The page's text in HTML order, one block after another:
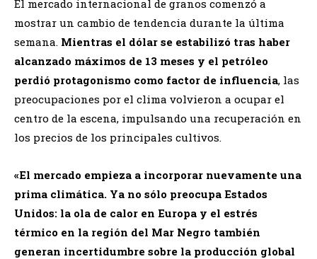
El mercado internacional de granos comenzó a
mostrar un cambio de tendencia durante la última
semana. Mientras el dólar se estabilizó tras haber
alcanzado máximos de 13 meses y el petróleo
perdió protagonismo como factor de influencia, las
preocupaciones por el clima volvieron a ocupar el
centro de la escena, impulsando una recuperación en
los precios de los principales cultivos.
«El mercado empieza a incorporar nuevamente una
prima climática. Ya no sólo preocupa Estados
Unidos: la ola de calor en Europa y el estrés
térmico en la región del Mar Negro también
generan incertidumbre sobre la producción global